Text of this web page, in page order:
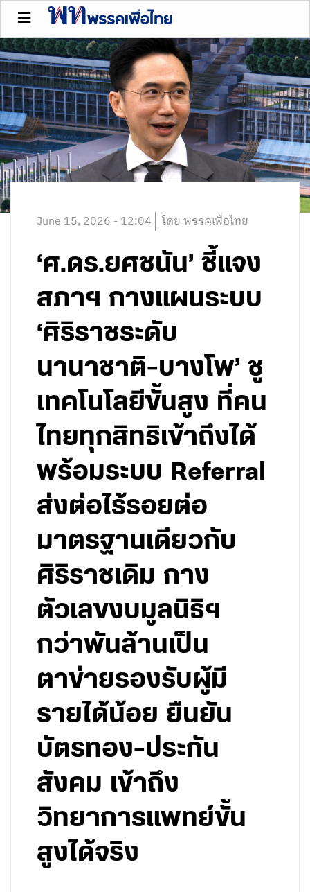
June 15, 2026 - 12:04 โดย พรรคเพื่อไทย
‘ศ.ดร.ยศชนัน’ ชี้แจง
สภาฯ กางแผนระบบ
‘ศิริราชระดับ
นานาชาติ-บางโพ’ ชู
เทคโนโลยีขั้นสูง ที่คน
ไทยทุกสิทธิเข้าถึงได้
พร้อมระบบ Referral
ส่งต่อไร้รอยต่อ
มาตรฐานเดียวกับ
ศิริราชเดิม กาง
ตัวเลขงบมูลนิธิฯ
กว่าพันล้านเป็น
ตาข่ายรองรับผู้มี
รายได้น้อย ยืนยัน
บัตรทอง-ประกัน
สังคม เข้าถึง
วิทยาการแพทย์ขั้น
สูงได้จริง